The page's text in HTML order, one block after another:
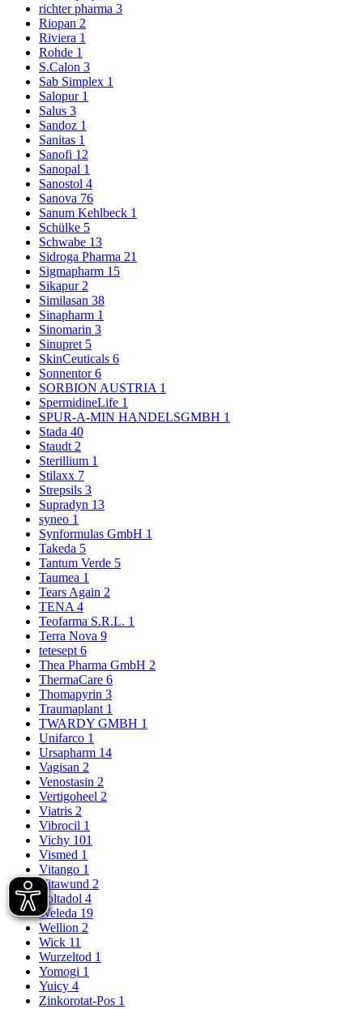
richter pharma 3
Riopan 2
Riviera 1
Rohde 1
S.Calon 3
Sab Simplex 1
Salopur 1
Salus 3
Sandoz 1
Sanitas 1
Sanofi 12
Sanopal 1
Sanostol 4
Sanova 76
Sanum Kehlbeck 1
Schülke 5
Schwabe 13
Sidroga Pharma 21
Sigmapharm 15
Sikapur2
Similasan 38
Sinapharm 1
Sinomarin 3
Sinupret 5
SkinCeuticals 6
Sonnentor6
SORBION AUSTRIA 1
SpermidineLife 1
SPUR-A-MIN HANDELSGMBH 1
Stada 40
Staudt2
Sterillium 1
Stilaxx 7
Strepsils 3
Supradyn 13
syneo 1
Synformulas GmbH 1
Takeda 5
Tantum Verde 5
Taumea 1
Tears Again 2
TENA4
Teofarma S.R.L. 1
Terra Nova 9
tetesept6
Thea Pharma GmbH 2
ThermaCare 6
Thomapyrin 3
Traumaplant 1
TWARDY GMBH 1
Unifarco 1
Ursapharm 14
Vagisan 2
Venostasin 2
Vertigoheel 2
Viatris 2
Vibrocil 1
Vichy 101
Vismed 1
Vitango 1
Vitawund 2
Voltadol 4
Weleda 19
Wellion 2
Wick 11
Wurzeltod 1
Yomogi 1
Yuicy 4
Zinkorotat-Pos 1